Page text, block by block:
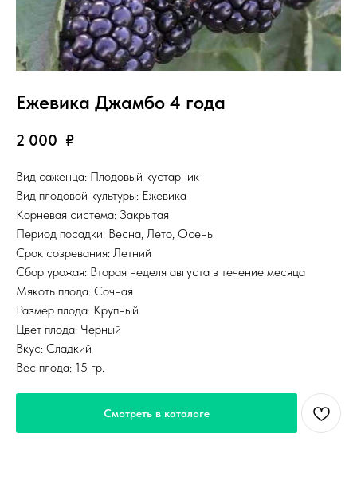
Ежевика Джамбо 4 года
2 000 ₽
Вид саженца: Плодовый кустарник
Вид плодовой культуры: Ежевика
Корневая система: Закрытая
Период посадки: Весна, Лето, Осень
Срок созревания: Летний
Сбор урожая: Вторая неделя августа в течение месяца
Мякоть плода: Сочная
Размер плода: Крупный
Цвет плода: Черный
Вкус: Сладкий
Вес плода: 15 гр.
Смотреть в каталоге